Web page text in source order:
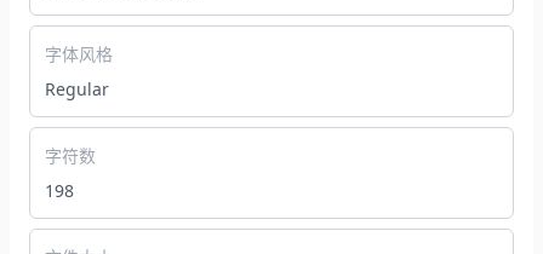
字体风格
Regular
字符数
198